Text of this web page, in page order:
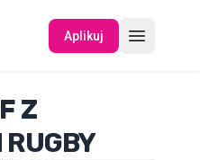
Aplikuj
Z
RUGBY